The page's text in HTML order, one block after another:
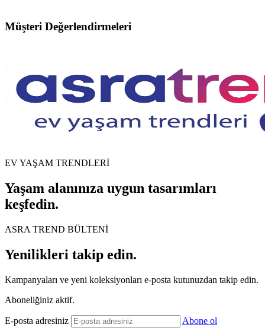
Müşteri Değerlendirmeleri
EV YAŞAM TRENDLERİ
Yaşam alanınıza uygun tasarımları
keşfedin.
ASRA TREND BÜLTENİ
Yenilikleri takip edin.
Kampanyaları ve yeni koleksiyonları e-posta kutunuzdan takip edin.
Aboneliğiniz aktif.
E-posta adresiniz Abone ol